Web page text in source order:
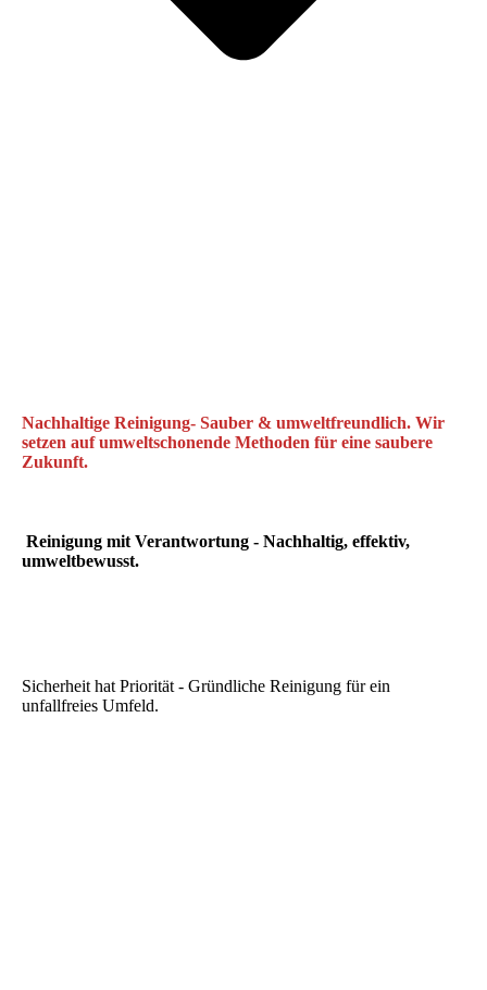
Nachhaltige Reinigung- Sauber & umweltfreundlich. Wir
setzen auf umweltschonende Methoden für eine saubere
Zukunft.
Reinigung mit Verantwortung - Nachhaltig, effektiv,
umweltbewusst.
Sicherheit hat Priorität - Gründliche Reinigung für ein
unfallfreies Umfeld.